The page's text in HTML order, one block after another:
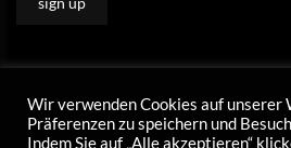
Wir verwenden Cookies auf unserer
Präferenzen zu speichern und
Indem Sie auf „Alle akzeptieren“